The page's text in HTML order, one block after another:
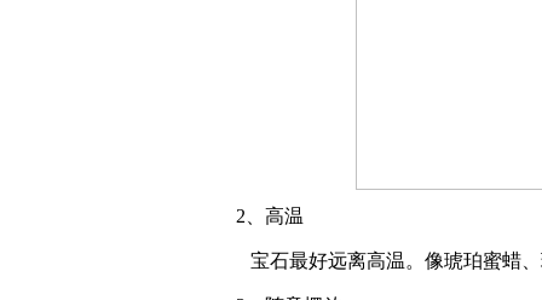
2、高温
宝石最好远离高温。像琥珀蜜蜡